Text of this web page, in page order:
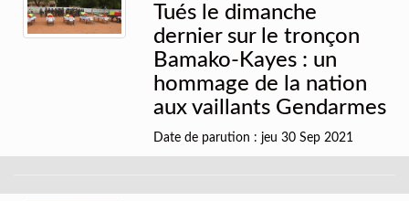
Tués le dimanche
dernier sur le tronçon
Bamako-Kayes : un
hommage de la nation
aux vaillants Gendarmes
Date de parution : jeu 30 Sep 2021